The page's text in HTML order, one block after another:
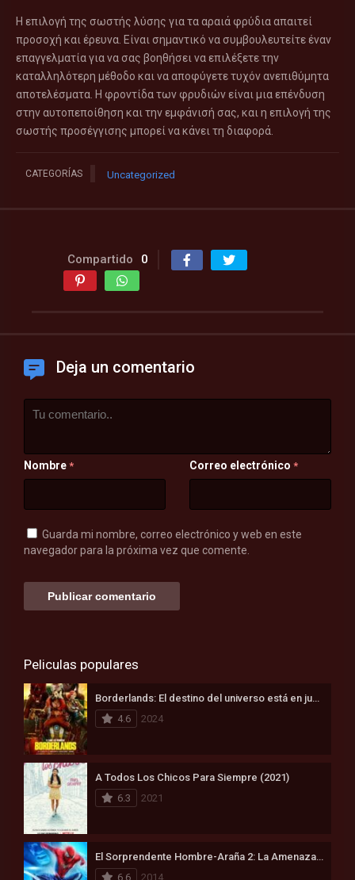
Η επιλογή της σωστής λύσης για τα αραιά φρύδια απαιτεί
προσοχή και έρευνα. Είναι σημαντικό να συμβουλευτείτε έναν
επαγγελματία για να σας βοηθήσει να επιλέξετε την
καταλληλότερη μέθοδο και να αποφύγετε τυχόν ανεπιθύμητα
αποτελέσματα. Η φροντίδα των φρυδιών είναι μια επένδυση
στην αυτοπεποίθηση και την εμφάνισή σας, και η επιλογή της
σωστής προσέγγισης μπορεί να κάνει τη διαφορά.
CATEGORÍAS Uncategorized
Compartido 0
Deja un comentario
Nombre * Correo electrónico *
Guarda mi nombre, correo electrónico y web en este
navegador para la próxima vez que comente.
Peliculas populares
Borderlands: El destino del universo está en juego (2024)
4.6
2024
A Todos Los Chicos Para Siempre (2021)
6.3
2021
El Sorprendente Hombre-Araña 2: La Amenaza de Electro (2014)
6.6
2014